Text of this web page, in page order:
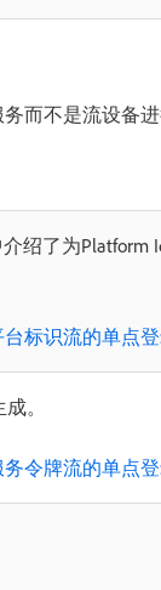
而不是流设备进
绍了为Platform
标识流的单点
。
令牌流的单点